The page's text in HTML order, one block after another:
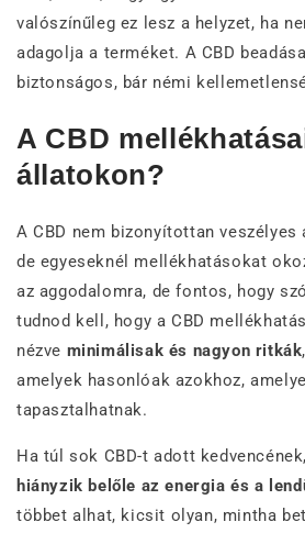
valószínűleg ez lesz a helyzet, ha
adagolja a terméket. A CBD
biztonságos, bár némi
A CBD
állatokon?
A CBD nem bizonyítottan veszélyes
de egyeseknél mellékhatásokat
az aggodalomra, de fontos, hogy
tudnod kell, hogy a CBD
nézve minimálisak és nagyon ritkák
amelyek hasonlóak azokhoz,
tapasztalhatnak.
Ha túl sok CBD-t adott
hiányzik belőle az energia és a
többet alhat, kicsit olyan, mintha